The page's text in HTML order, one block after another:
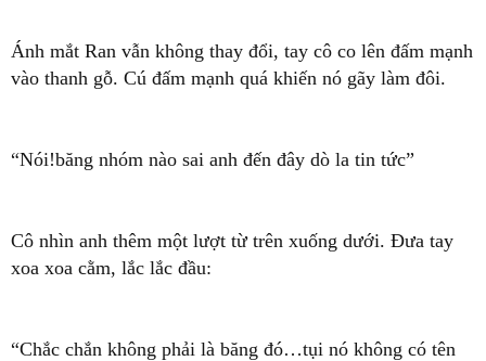
Ánh mắt Ran vẫn không thay đổi, tay cô co lên đấm mạnh
vào thanh gỗ. Cú đấm mạnh quá khiến nó gãy làm đôi.
“Nói!băng nhóm nào sai anh đến đây dò la tin tức”
Cô nhìn anh thêm một lượt từ trên xuống dưới. Đưa tay
xoa xoa cằm, lắc lắc đầu:
“Chắc chắn không phải là băng đó…tụi nó không có tên